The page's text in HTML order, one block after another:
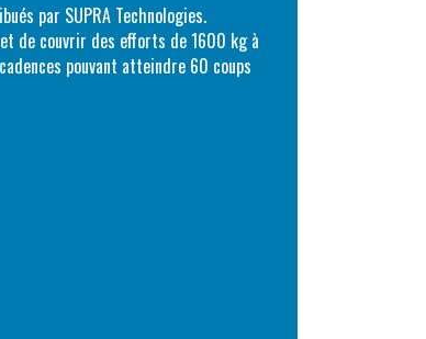
par SUPRA Technologies.
de couvrir des efforts de 1600 kg à
pouvant atteindre 60 coups